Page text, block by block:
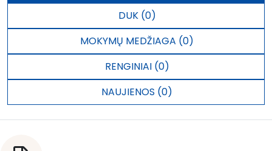
DUK (0)
MOKYMŲ MEDŽIAGA (0)
RENGINIAI (0)
NAUJIENOS (0)